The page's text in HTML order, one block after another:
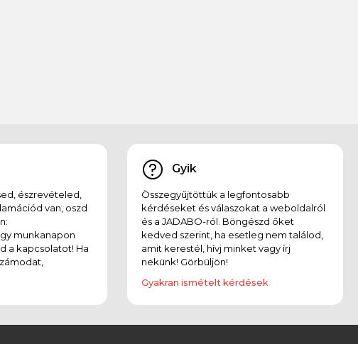
észrevételed,
van, oszd
munkanapon
a kapcsolatot! Ha
Gyik
Összegyűjtöttük a legfontosabb
kérdéseket és válaszokat a weboldalról
és a JADABO-ról. Böngészd őket
kedved szerint, ha esetleg nem találod,
amit kerestél, hívj minket vagy írj
nekünk! Görbüljön!
Gyakran ismételt kérdések